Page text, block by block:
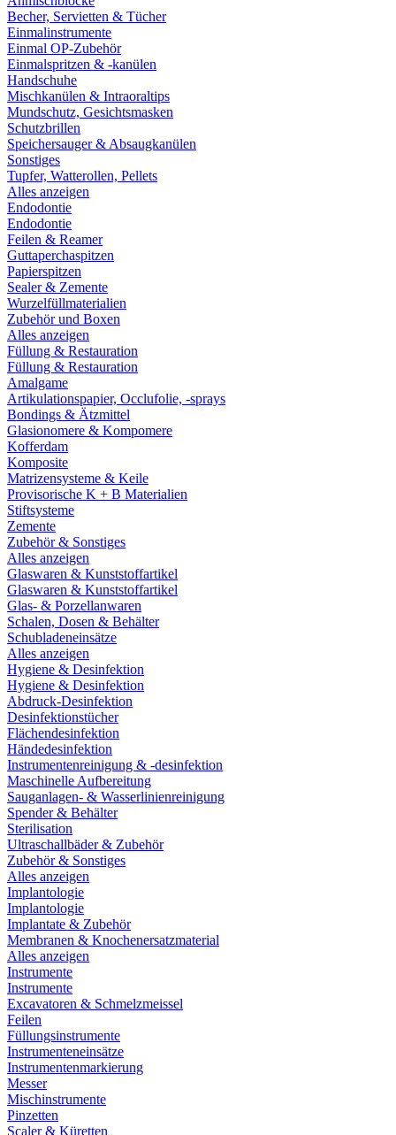
Becher, Servietten & Tücher
Einmalinstrumente
Einmal OP-Zubehör
Einmalspritzen & -kanülen
Handschuhe
Mischkanülen & Intraoraltips
Mundschutz, Gesichtsmasken
Schutzbrillen
Speichersauger & Absaugkanülen
Sonstiges
Tupfer, Watterollen, Pellets
Alles anzeigen
Endodontie
Endodontie
Feilen & Reamer
Guttaperchaspitzen
Papierspitzen
Sealer & Zemente
Wurzelfüllmaterialien
Zubehör und Boxen
Alles anzeigen
Füllung & Restauration
Füllung & Restauration
Amalgame
Artikulationspapier, Occlufolie, -sprays
Bondings & Ätzmittel
Glasionomere & Kompomere
Kofferdam
Komposite
Matrizensysteme & Keile
Provisorische K + B Materialien
Stiftsysteme
Zemente
Zubehör & Sonstiges
Alles anzeigen
Glaswaren & Kunststoffartikel
Glaswaren & Kunststoffartikel
Glas- & Porzellanwaren
Schalen, Dosen & Behälter
Schubladeneinsätze
Alles anzeigen
Hygiene & Desinfektion
Hygiene & Desinfektion
Abdruck-Desinfektion
Desinfektionstücher
Flächendesinfektion
Händedesinfektion
Instrumentenreinigung & -desinfektion
Maschinelle Aufbereitung
Sauganlagen- & Wasserlinienreinigung
Spender & Behälter
Sterilisation
Ultraschallbäder & Zubehör
Zubehör & Sonstiges
Alles anzeigen
Implantologie
Implantologie
Implantate & Zubehör
Membranen & Knochenersatzmaterial
Alles anzeigen
Instrumente
Instrumente
Excavatoren & Schmelzmeissel
Feilen
Füllungsinstrumente
Instrumenteneinsätze
Instrumentenmarkierung
Messer
Mischinstrumente
Pinzetten
Scaler & Küretten